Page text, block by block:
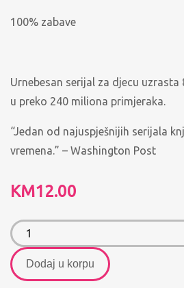
100% zabave
Urnebesan serijal za djecu
u preko 240 miliona primjeraka.
“Jedan od najuspješnijih serijala
vremena.” – Washington Post
KM12.00
Dodaj u korpu